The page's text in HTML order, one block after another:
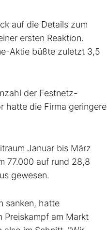
auf die Details zum
ersten Reaktion.
Aktie büßte zuletzt 3,5
der Festnetz-
hatte die Firma geringere
Januar bis März
77.000 auf rund 28,8
gewesen.
sanken, hatte
Preiskampf am Markt